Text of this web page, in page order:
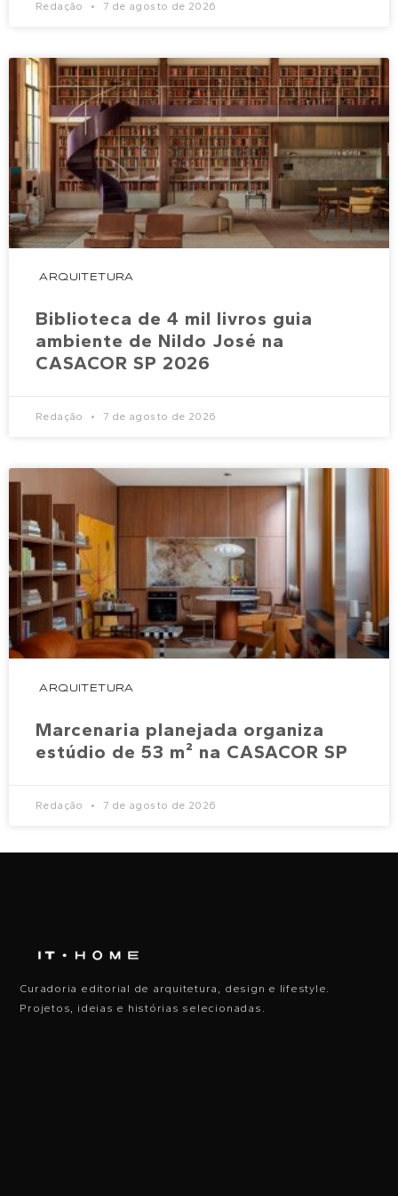
Redação 7 de agosto de 2026
ARQUITETURA
Biblioteca de 4 mil livros guia
ambiente de Nildo José na
CASACOR SP 2026
Redação 7 de agosto de 2026
ARQUITETURA
Marcenaria planejada organiza
estúdio de 53 m² na CASACOR SP
Redação 7 de agosto de 2026
Curadoria editorial de arquitetura, design e lifestyle.
Projetos, ideias e histórias selecionadas.